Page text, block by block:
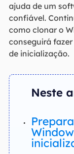
ajuda de um
confiável.
como clonar o
conseguirá
de inicialização.
Neste